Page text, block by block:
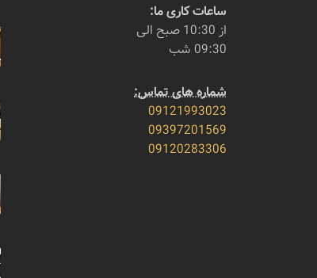
ساعات کاری ما:
از 10:30 صبح الی
09:30 شب
شماره های تماس:
09121993023
09397201569
09120283306